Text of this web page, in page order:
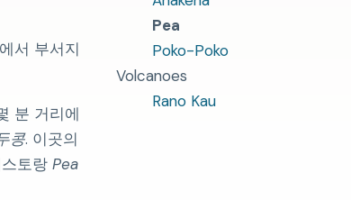
Pea
Poko-Poko
Volcanoes
Rano Kau
서 부서지
분 거리에
콩. 이곳의
토랑 Pea